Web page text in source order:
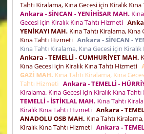
Tahtı Kiralama, Kına Gecesi için Kiralık
Ankara - SİNCAN - YENİHİSAR MAH.
Gecesi için Kiralık Kına Tahtı Hizmeti
YENİKAYI MAH. Kına Tahtı Kiralama, Kına
Kına Tahtı Hizmeti Ankara - SİNCAN -
Kına Tahtı Kiralama, Kına Gecesi için
Ankara - TEMELLİ - CUMHURİYET MAH.
Kına Gecesi için Kiralık Kına Tahtı Hizmeti
GAZİ MAH. Kına Tahtı Kiralama, Kına
Tahtı Hizmeti Ankara - TEMELLİ -
Kiralama, Kına Gecesi için Kiralık Kına
TEMELLİ - İSTİKLAL MAH. Kına Tahtı
Kiralık Kına Tahtı Hizmeti Ankara -
ANADOLU OSB MAH. Kına Tahtı
Kiralık Kına Tahtı Hizmeti Ankara -